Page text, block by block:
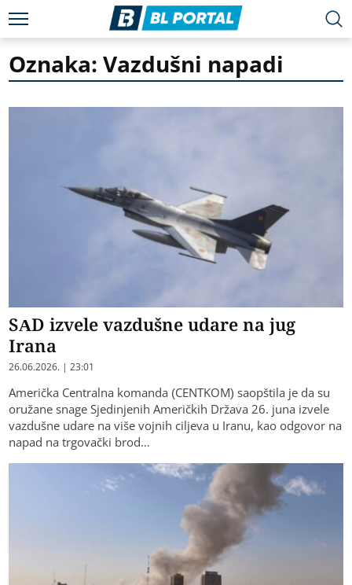
Oznaka: Vazdušni napadi
SAD izvele vazdušne udare na jug
Irana
26.06.2026. | 23:01
Američka Centralna komanda (CENTKOM) saopštila je da su
oružane snage Sjedinjenih Američkih Država 26. juna izvele
vazdušne udare na više vojnih ciljeva u Iranu, kao odgovor na
napad na trgovački brod…